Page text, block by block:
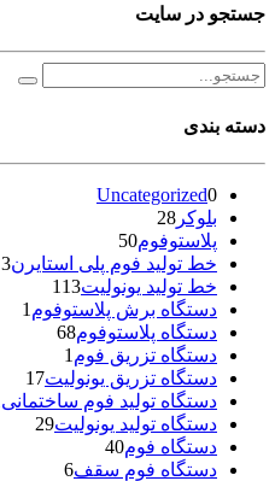
جستجو در سایت
دسته بندی
Uncategorized0
بلوکر 28
پلاستوفوم50
خط تولید فوم پلی استایرن3
خط تولید یونولیت113
دستگاه برش پلاستوفوم 1
دستگاه پلاستوفوم68
دستگاه تزریق فوم 1
دستگاه تزریق یونولیت17
دستگاه تولید فوم ساختمانی
دستگاه تولید یونولیت29
دستگاه فوم40
دستگاه فوم سقف6